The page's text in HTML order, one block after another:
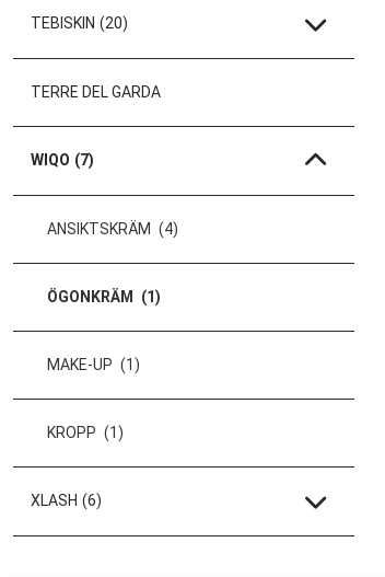
TEBISKIN (20)
TERRE DEL GARDA
WIQO (7)
ANSIKTSKRÄM (4)
ÖGONKRÄM (1)
MAKE-UP (1)
KROPP (1)
XLASH (6)